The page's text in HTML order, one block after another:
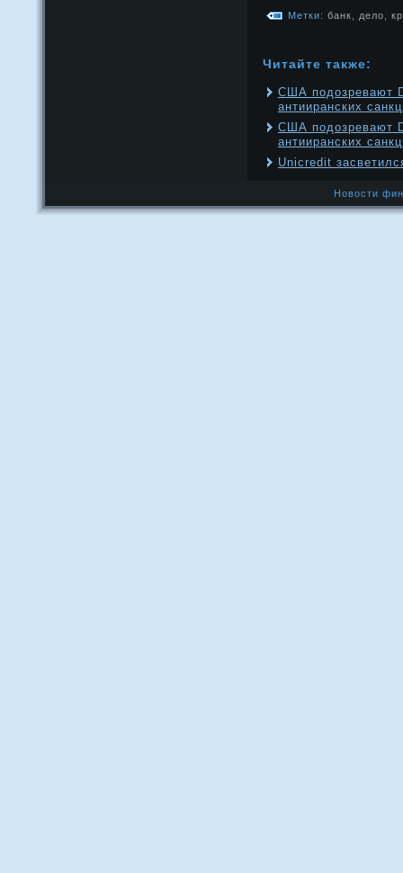
Метки: банк дело
Читайте также:
США подозревают
антииранских
США подозревают
антииранских
Unicredit
Новости